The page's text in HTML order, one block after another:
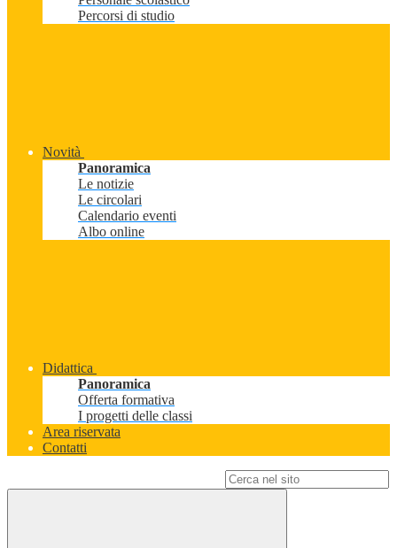
Percorsi di studio
Novità
Panoramica
Le notizie
Le circolari
Calendario eventi
Albo online
Didattica
Panoramica
Offerta formativa
I progetti delle classi
Area riservata
Contatti